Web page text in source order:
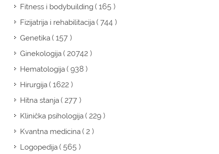
Fitness i bodybuilding( 165 )
Fizijatrija i rehabilitacija( 744 )
Genetika( 157 )
Ginekologija( 20742 )
Hematologija( 938 )
Hirurgija( 1622 )
Hitna stanja( 277 )
Klinička psihologija( 229 )
Kvantna medicina( 2 )
Logopedija( 565 )